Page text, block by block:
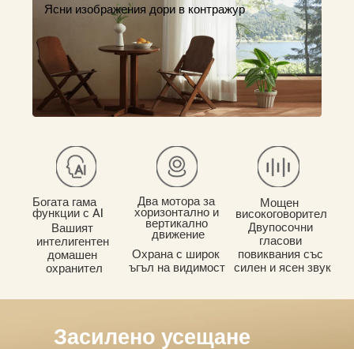
Ясни изображения дори в контражур
Богата гама
Два мотора за
хоризонтално и
вертикално
движение
Мощен
високоговорител
Вашият
интелигентен
домашен
охранител
Охрана с широк
ъгъл на видимост
Двупосочни
гласови
повиквания със
силен и ясен звук
Засилено усещане